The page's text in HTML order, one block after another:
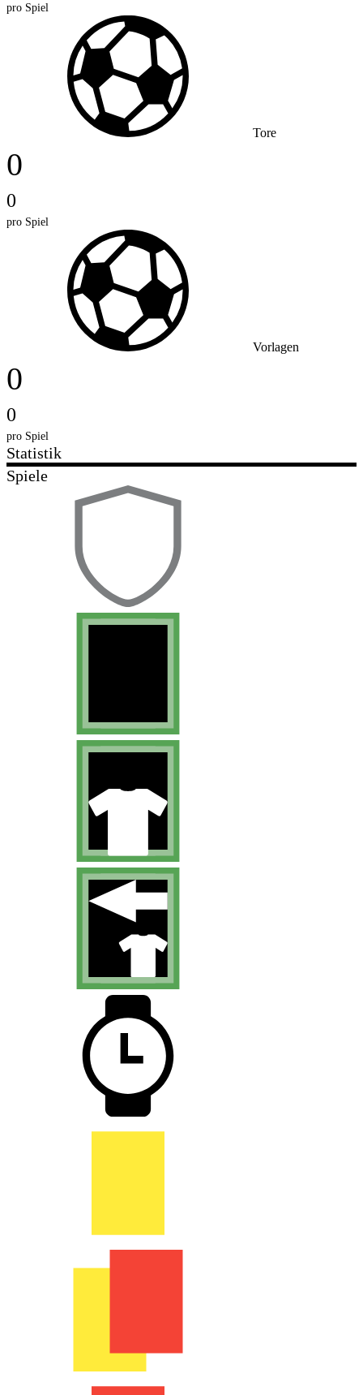
pro Spiel
Tore
0
0
pro Spiel
Vorlagen
0
0
pro Spiel
Statistik
Spiele